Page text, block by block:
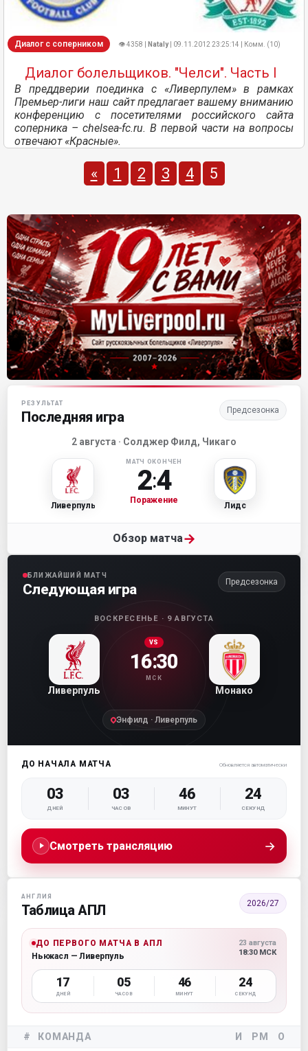
Диалог с соперником 👁 4358 | Nataly| 09.11.2012 23:25:14 | Комм. (10)
Диалог болельщиков. "Челси". Чаcть I
В преддверии поединка с «Ливерпулем» в рамках
Премьер-лиги наш сайт предлагает вашему вниманию
конференцию с посетителями российского сайта
соперника – chelsea-fc.ru. В первой части на вопросы
отвечают «Красные».
« 1 2 3 4 5
Матч-центр «Ливерпуля»
РЕЗУЛЬТАТ
Последняя игра Предсезонка
2 августа · Солджер Филд, Чикаго
Ливерпуль
МАТЧ ОКОНЧЕН
2:4
Поражение
Лидс
Обзор матча→
БЛИЖАЙШИЙ МАТЧ
Следующая игра Предсезонка
ВОСКРЕСЕНЬЕ · 9 АВГУСТА
Ливерпуль
VS
16:30
МСК
Монако
Энфилд · Ливерпуль
ДО НАЧАЛА МАТЧА Обновляется автоматически
03
ДНЕЙ
03
ЧАСОВ
46
МИНУТ
22
СЕКУНД
Смотреть трансляцию →
АНГЛИЯ
Таблица АПЛ 2026/27
ДО ПЕРВОГО МАТЧА В АПЛ
Ньюкасл — Ливерпуль
23 августа
18:30 МСК
17
ДНЕЙ
05
ЧАСОВ
46
МИНУТ
22
СЕКУНД
# КОМАНДА И РМ О